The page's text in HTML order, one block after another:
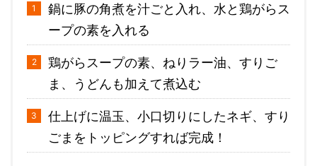
鍋に豚の角煮を汁ごと入れ、水と鶏がらス
ープの素を入れる
鶏がらスープの素、ねりラー油、すりご
ま、うどんも加えて煮込む
仕上げに温玉、小口切りにしたネギ、すり
ごまをトッピングすれば完成！